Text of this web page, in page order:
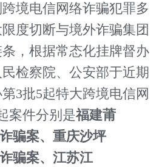
电信网络诈骗犯罪多
度切断与境外诈骗集团
，根据常态化挂牌督办
检察院、公安部于近期
3批5起特大跨境电信网
案件分别是福建莆
骗案、重庆沙坪
骗案、江苏江